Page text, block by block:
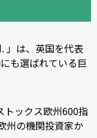
」は、英国を代表
も選ばれている巨
トックス欧州600指
州の機関投資家か